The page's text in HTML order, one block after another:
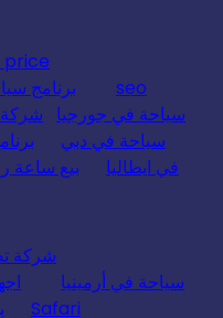
price
seo
برنامج
سياحة في جورجيا
سياحة في دبي
في ايطاليا
بيع ساعة
شركة
سياحة في أرمينيا
Safari